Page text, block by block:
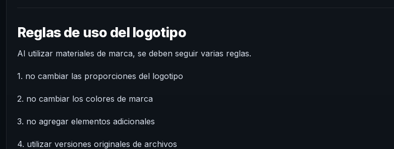
Reglas de uso del logotipo
Al utilizar materiales de marca, se deben seguir varias reglas.
1. no cambiar las proporciones del logotipo
2. no cambiar los colores de marca
3. no agregar elementos adicionales
4. utilizar versiones originales de archivos